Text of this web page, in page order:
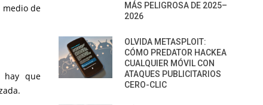
medio de
hay que
MÁS PELIGROSA DE 2025–
2026
OLVIDA METASPLOIT:
CÓMO PREDATOR HACKEA
CUALQUIER MÓVIL CON
ATAQUES PUBLICITARIOS
CERO-CLIC